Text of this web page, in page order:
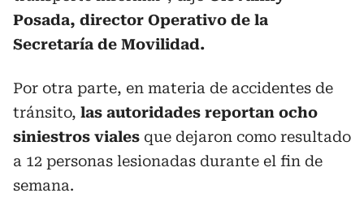
Posada, director Operativo de la
Secretaría de Movilidad.
Por otra parte, en materia de accidentes de
tránsito, las autoridades reportan ocho
siniestros viales que dejaron como resultado
a 12 personas lesionadas durante el fin de
semana.